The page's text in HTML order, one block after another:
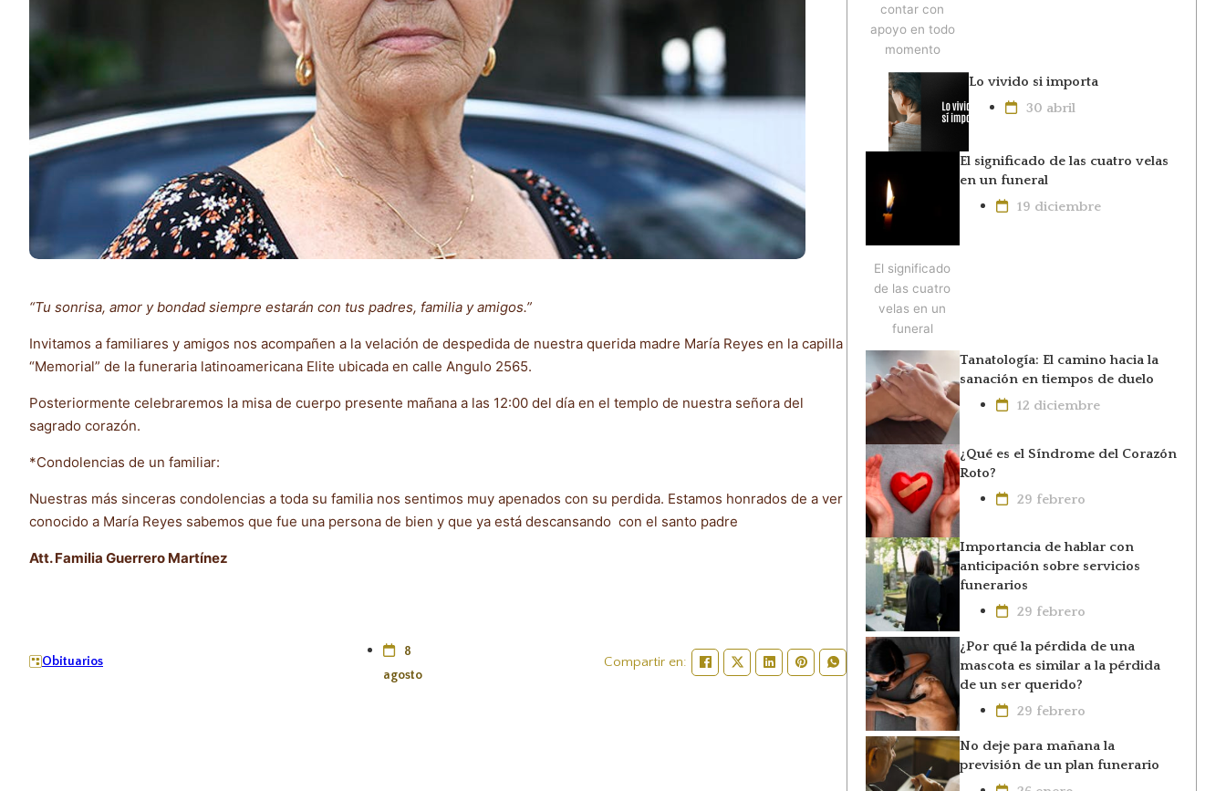
“Tu sonrisa, amor y bondad siempre estarán con tus padres, familia y amigos.”
Invitamos a familiares y amigos nos acompañen a la velación de despedida de nuestra querida madre María Reyes en la capilla
“Memorial” de la funeraria latinoamericana Elite ubicada en calle Angulo 2565.
Posteriormente celebraremos la misa de cuerpo presente mañana a las 12:00 del día en el templo de nuestra señora del
sagrado corazón.
*Condolencias de un familiar:
Nuestras más sinceras condolencias a toda su familia nos sentimos muy apenados con su perdida. Estamos honrados de a ver
conocido a María Reyes sabemos que fue una persona de bien y que ya está descansando con el santo padre
Att. Familia Guerrero Martínez
Obituarios
8
agosto
Compartir en:
contar con
apoyo en todo
momento
Lo vivido si importa
30 abril
El significado
de las cuatro
velas en un
funeral
El significado de las cuatro velas
en un funeral
19 diciembre
Tanatología: El camino hacia la
sanación en tiempos de duelo
12 diciembre
¿Qué es el Síndrome del Corazón
Roto?
29 febrero
Importancia de hablar con
anticipación sobre servicios
funerarios
29 febrero
¿Por qué la pérdida de una
mascota es similar a la pérdida
de un ser querido?
29 febrero
No deje para mañana la
previsión de un plan funerario